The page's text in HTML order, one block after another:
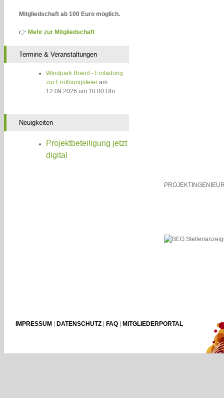
Mitgliedschaft ab 100 Euro möglich.
👉 Mehr zur Mitgliedschaft
Termine & Veranstaltungen
Windpark Brand - Einladung
zur Eröffnungsfeier am
12.09.2026 um 10:00 Uhr
Neuigkeiten
Projektbeteiligung jetzt
digital
IMPRESSUM DATENSCHUTZ FAQ MITGLIEDERPORTAL